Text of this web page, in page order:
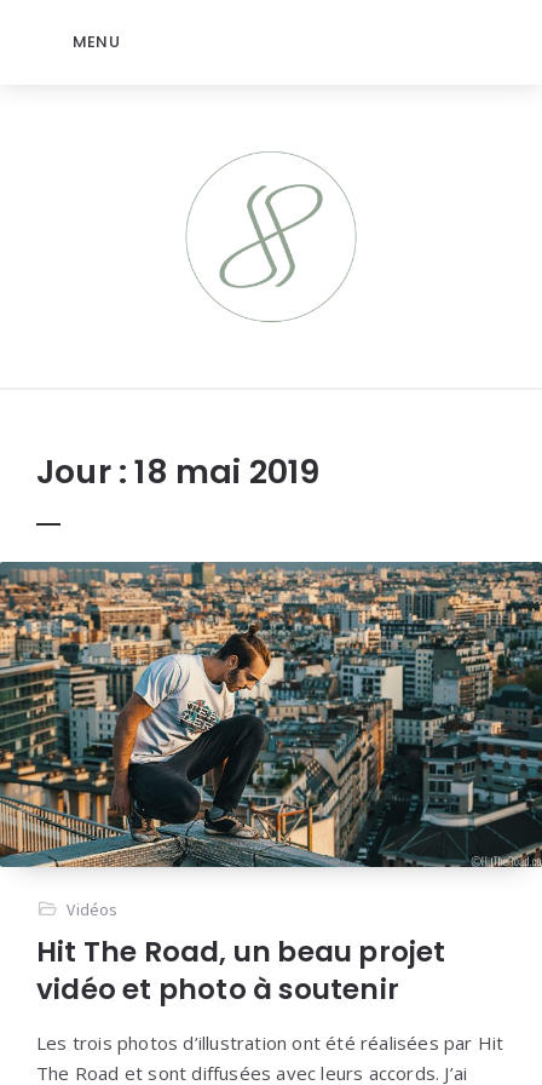
MENU
Jour :18 mai 2019
Vidéos
Hit The Road, un beau projet
vidéo et photo à soutenir
Les trois photos d’illustration ont été réalisées par Hit
The Road et sont diffusées avec leurs accords. J’ai